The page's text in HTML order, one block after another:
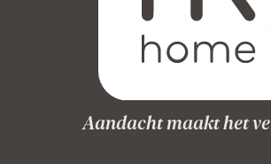
Aandacht maakt het